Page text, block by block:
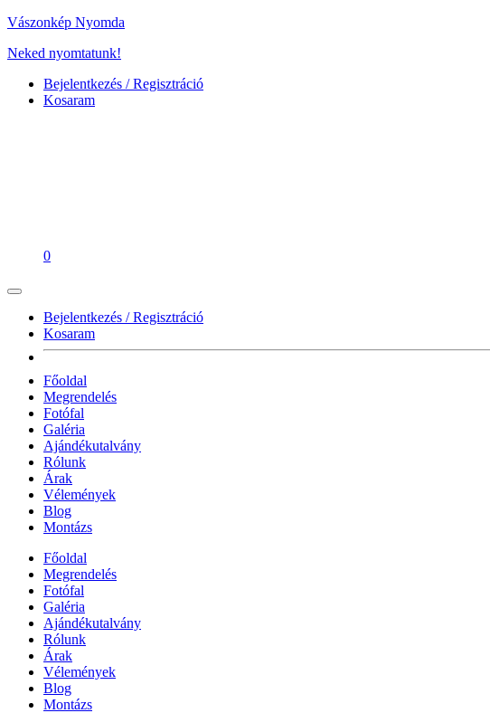
Vászonkép Nyomda
Neked nyomtatunk!
Bejelentkezés / Regisztráció
Kosaram
0
Bejelentkezés / Regisztráció
Kosaram
Főoldal
Megrendelés
Fotófal
Galéria
Ajándékutalvány
Rólunk
Árak
Vélemények
Blog
Montázs
Főoldal
Megrendelés
Fotófal
Galéria
Ajándékutalvány
Rólunk
Árak
Vélemények
Blog
Montázs